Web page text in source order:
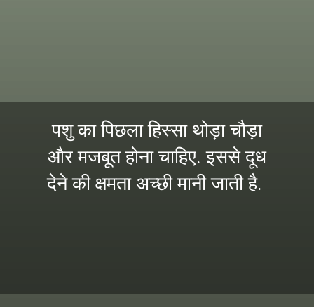
पशु का पिछला हिस्सा थोड़ा चौड़ा
और मजबूत होना चाहिए. इससे दूध
देने की क्षमता अच्छी मानी जाती है.